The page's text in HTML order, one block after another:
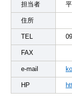
担当者
住所
TEL
FAX
e-mail
HP